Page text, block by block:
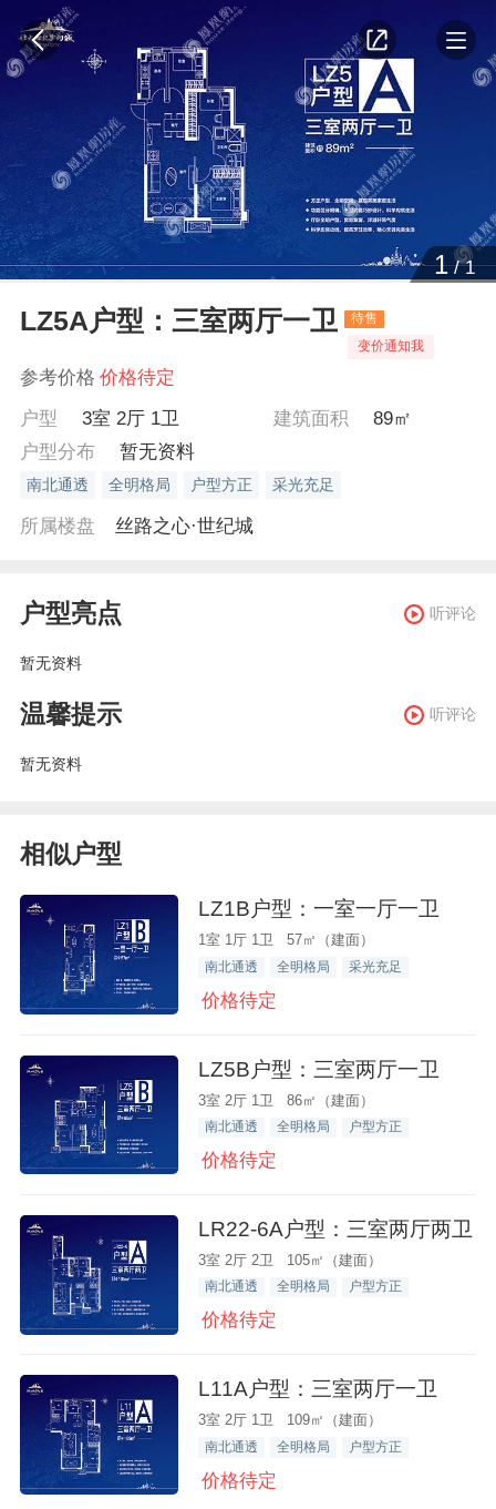
1/1
LZ5A户型：三室两厅一卫
待售
变价通知我
参考价格 价格待定
户型
3室 2厅 1卫 建筑面积
89㎡
户型分布
暂无资料
南北通透 全明格局 户型方正 采光充足
所属楼盘 丝路之心·世纪城
户型亮点 听评论
暂无资料
温馨提示 听评论
暂无资料
相似户型
LZ1B户型：一室一厅一卫
1室 1厅 1卫 57㎡（建面）
南北通透 全明格局 采光充足
价格待定
LZ5B户型：三室两厅一卫
3室 2厅 1卫 86㎡（建面）
南北通透 全明格局 户型方正
价格待定
LR22-6A户型：三室两厅两卫
3室 2厅 2卫 105㎡（建面）
南北通透 全明格局 户型方正
价格待定
L11A户型：三室两厅一卫
3室 2厅 1卫 109㎡（建面）
南北通透 全明格局 户型方正
价格待定